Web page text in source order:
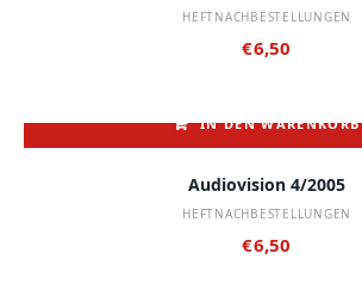
HEFTNACHBESTELLUNGEN
€6,50
IN DEN WARENKORB
Audiovision 4/2005
HEFTNACHBESTELLUNGEN
€6,50